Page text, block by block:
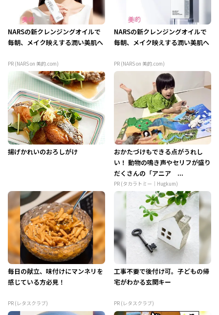
NARSの新クレンジングオイルで
毎朝、メイク映えする潤い美肌へ
PR (NARS on 美的.com)
NARSの新クレンジングオイルで
毎朝、メイク映えする潤い美肌へ
PR (NARS on 美的.com)
揚げかれいのおろしがけ
おかたづけもできる点がうれし
い！ 動物の鳴き声やセリフが盛り
だくさんの「アニア ...
PR (タカラトミー｜Hugkum)
毎日の献立、味付けにマンネリを
感じている方必見！
PR (レタスクラブ)
工事不要で後付け可。子どもの帰
宅がわかる玄関キー
PR (レタスクラブ)